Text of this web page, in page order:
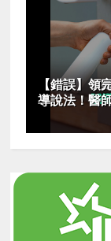
【錯誤】領
導說法！醫